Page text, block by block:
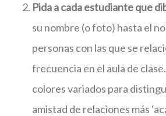
Pida a cada estudiante que
su nombre (o foto) hasta el
personas con las que se
frecuencia en el aula de
colores variados para
amistad de relaciones más